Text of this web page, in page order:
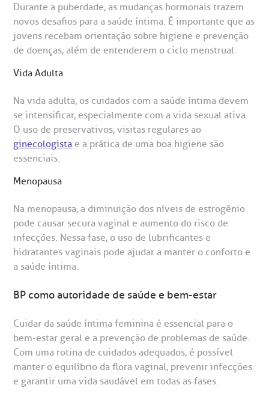
Durante a puberdade, as mudanças hormonais trazem
novos desafios para a saúde íntima. É importante que as
jovens recebam orientação sobre higiene e prevenção
de doenças, além de entenderem o ciclo menstrual.
Vida Adulta
Na vida adulta, os cuidados com a saúde íntima devem
se intensificar, especialmente com a vida sexual ativa.
O uso de preservativos, visitas regulares ao
ginecologista e a prática de uma boa higiene são
essenciais.
Menopausa
Na menopausa, a diminuição dos níveis de estrogênio
pode causar secura vaginal e aumento do risco de
infecções. Nessa fase, o uso de lubrificantes e
hidratantes vaginais pode ajudar a manter o conforto e
a saúde íntima.
BP como autoridade de saúde e bem-estar
Cuidar da saúde íntima feminina é essencial para o
bem-estar geral e a prevenção de problemas de saúde.
Com uma rotina de cuidados adequados, é possível
manter o equilíbrio da flora vaginal, prevenir infecções
e garantir uma vida saudável em todas as fases.